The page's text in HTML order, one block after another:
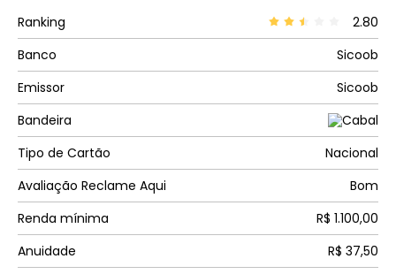
Ranking
2.80
Banco
Sicoob
Emissor
Sicoob
Bandeira
Tipo de Cartão
Nacional
Avaliação Reclame Aqui
Bom
Renda mínima
R$ 1.100,00
Anuidade
R$ 37,50